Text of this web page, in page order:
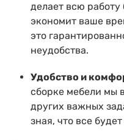
делает всю работу
экономит ваше
это
неудобства.
Удобство и
сборке мебели мы
других важных
зная, что все